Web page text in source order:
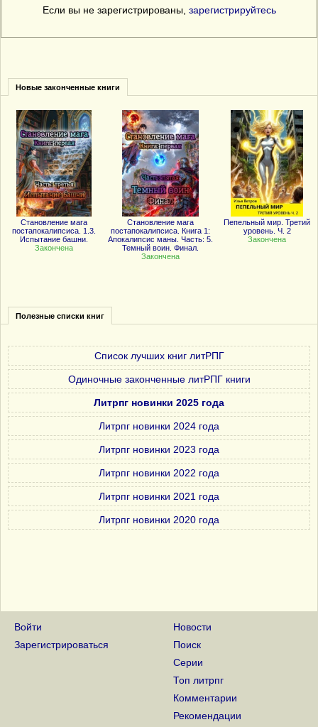
Если вы не зарегистрированы, зарегистрируйтесь
Новые законченные книги
Становление мага
постапокалипсиса. 1.3.
Испытание башни.
Закончена
Становление мага
постапокалипсиса. Книга 1:
Апокалипсис маны. Часть: 5.
Темный воин. Финал.
Закончена
Пепельный мир. Третий
уровень. Ч. 2
Закончена
Полезные списки книг
Список лучших книг литРПГ
Одиночные законченные литРПГ книги
Литрпг новинки 2025 года
Литрпг новинки 2024 года
Литрпг новинки 2023 года
Литрпг новинки 2022 года
Литрпг новинки 2021 года
Литрпг новинки 2020 года
Войти
Зарегистрироваться
Новости
Поиск
Серии
Топ литрпг
Комментарии
Рекомендации